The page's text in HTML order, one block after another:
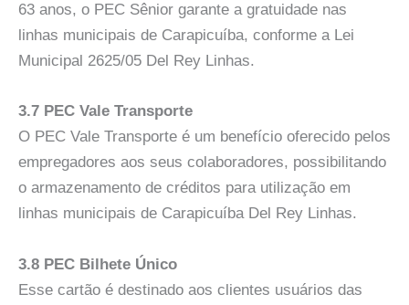
63 anos, o PEC Sênior garante a gratuidade nas
linhas municipais de Carapicuíba, conforme a Lei
Municipal 2625/05 Del Rey Linhas.
3.7 PEC Vale Transporte
O PEC Vale Transporte é um benefício oferecido pelos
empregadores aos seus colaboradores, possibilitando
o armazenamento de créditos para utilização em
linhas municipais de Carapicuíba Del Rey Linhas.
3.8 PEC Bilhete Único
Esse cartão é destinado aos clientes usuários das